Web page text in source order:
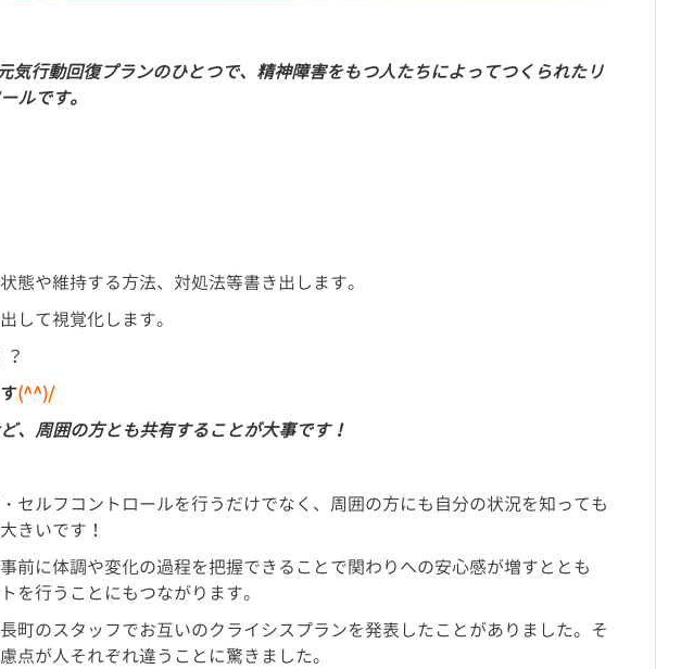
気行動回復プランのひとつで、精神障害をもつ人たちによってつくられたリ
ルです。
態や維持する方法、対処法等書き出します。
して視覚化します。
(^^)/
、周囲の方とも共有することが大事です！
セルフコントロールを行うだけでなく、周囲の方にも自分の状況を知っても
きいです！
前に体調や変化の過程を把握できることで関わりへの安心感が増すととも
を行うことにもつながります。
町のスタッフでお互いのクライシスプランを発表したことがありました。そ
点が人それぞれ違うことに驚きました。